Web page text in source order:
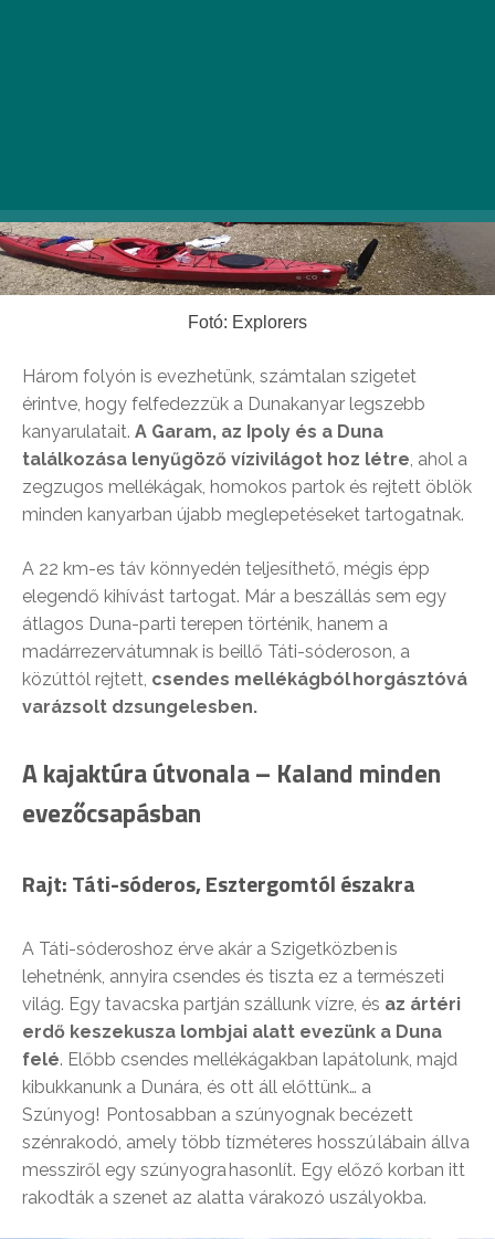
Fotó: Explorers
Három folyón is evezhetünk, számtalan szigetet
érintve, hogy felfedezzük a Dunakanyar legszebb
kanyarulatait. A Garam, az Ipoly és a Duna
találkozása lenyűgöző vízivilágot hoz létre, ahol a
zegzugos mellékágak, homokos partok és rejtett öblök
minden kanyarban újabb meglepetéseket tartogatnak.
A 22 km-es táv könnyedén teljesíthető, mégis épp
elegendő kihívást tartogat. Már a beszállás sem egy
átlagos Duna-parti terepen történik, hanem a
madárrezervátumnak is beillő Táti-sóderoson, a
közúttól rejtett, csendes mellékágból horgásztóvá
varázsolt dzsungelesben.
A kajaktúra útvonala – Kaland minden
evezőcsapásban
Rajt: Táti-sóderos, Esztergomtól északra
A Táti-sóderoshoz érve akár a Szigetközben is
lehetnénk, annyira csendes és tiszta ez a természeti
világ. Egy tavacska partján szállunk vízre, és az ártéri
erdő keszekusza lombjai alatt evezünk a Duna
felé. Előbb csendes mellékágakban lapátolunk, majd
kibukkanunk a Dunára, és ott áll előttünk… a
Szúnyog! Pontosabban a szúnyognak becézett
szénrakodó, amely több tízméteres hosszú lábain állva
messziről egy szúnyogra hasonlít. Egy előző korban itt
rakodták a szenet az alatta várakozó uszályokba.